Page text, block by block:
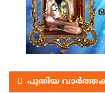
പുതിയ